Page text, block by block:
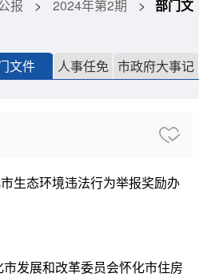
报 > 2024年第2期 >
部门文
文件 人事任免 市政府大事记
生态环境违法行为举报奖励办
发展和改革委员会怀化市住房